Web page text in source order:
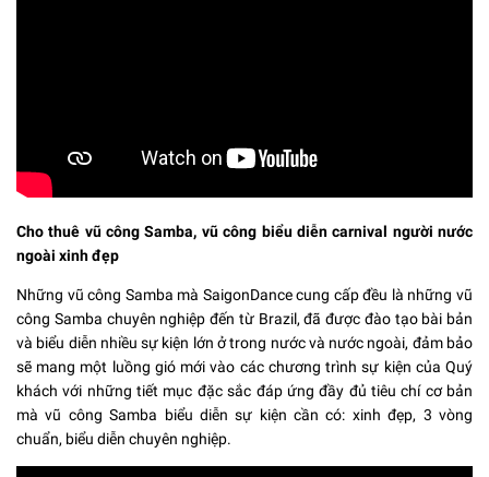
Cho thuê vũ công Samba, vũ công biểu diễn carnival người nước
ngoài xinh đẹp
Những vũ công Samba mà SaigonDance cung cấp đều là những vũ
công Samba chuyên nghiệp đến từ Brazil, đã được đào tạo bài bản
và biểu diễn nhiều sự kiện lớn ở trong nước và nước ngoài, đảm bảo
sẽ mang một luồng gió mới vào các chương trình sự kiện của Quý
khách với những tiết mục đặc sắc đáp ứng đầy đủ tiêu chí cơ bản
mà vũ công Samba biểu diễn sự kiện cần có: xinh đẹp, 3 vòng
chuẩn, biểu diễn chuyên nghiệp.